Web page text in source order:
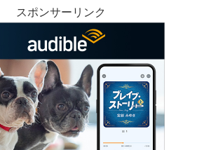
スポンサーリンク